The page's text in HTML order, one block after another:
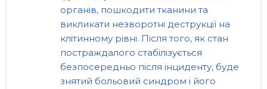
органів, пошкодити тканини та
викликати незворотні деструкції на
клітинному рівні. Після того, як стан
постраждалого стабілізується
безпосередньо після інциденту, буде
знятий больовий синдром і його